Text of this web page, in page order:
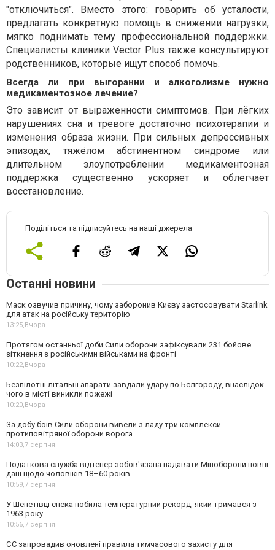
"отключиться". Вместо этого: говорить об усталости,
предлагать конкретную помощь в снижении нагрузки,
мягко поднимать тему профессиональной поддержки.
Специалисты клиники Vector Plus также консультируют
родственников, которые ищут способ помочь.
Всегда ли при выгорании и алкоголизме нужно
медикаментозное лечение?
Это зависит от выраженности симптомов. При лёгких
нарушениях сна и тревоге достаточно психотерапии и
изменения образа жизни. При сильных депрессивных
эпизодах, тяжёлом абстинентном синдроме или
длительном злоупотреблении медикаментозная
поддержка существенно ускоряет и облегчает
восстановление.
Поділіться та підписуйтесь на наші джерела
Останні новини
Маск озвучив причину, чому заборонив Києву застосовувати Starlink
для атак на російську територію
13:25,Вчора
Протягом останньої доби Сили оборони зафіксували 231 бойове
зіткнення з російськими військами на фронті
10:22,Вчора
Безпілотні літальні апарати завдали удару по Бєлгороду, внаслідок
чого в місті виникли пожежі
10:20,Вчора
За добу боїв Сили оборони вивели з ладу три комплекси
протиповітряної оборони ворога
14:03,7 серпня
Податкова служба відтепер зобов'язана надавати Міноборони повні
дані щодо чоловіків 18–60 років
10:59,7 серпня
У Шепетівці спека побила температурний рекорд, який тримався з
1963 року
10:56,7 серпня
ЄС запровадив оновлені правила тимчасового захисту для